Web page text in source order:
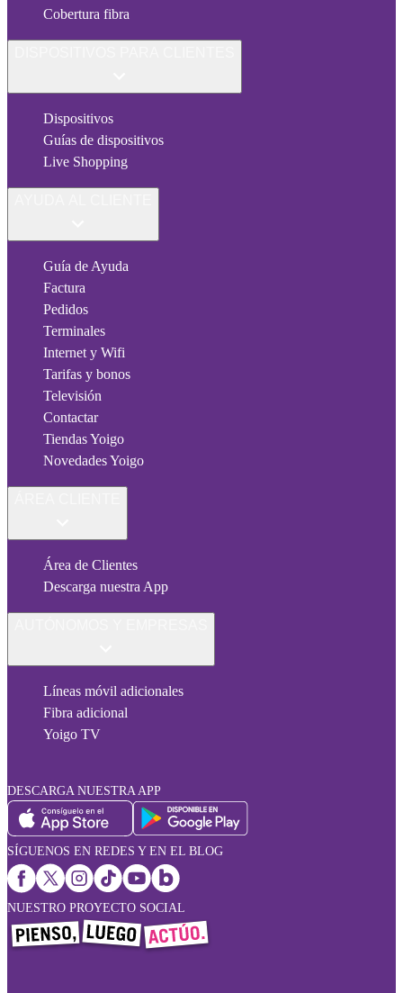
Cobertura fibra
Dispositivos
Guías de dispositivos
Live Shopping
Guía de Ayuda
Factura
Pedidos
Terminales
Internet y Wifi
Tarifas y bonos
Televisión
Contactar
Tiendas Yoigo
Novedades Yoigo
Área de Clientes
Descarga nuestra App
Líneas móvil adicionales
Fibra adicional
Yoigo TV
DESCARGA NUESTRA APP
SÍGUENOS EN REDES Y EN EL BLOG
NUESTRO PROYECTO SOCIAL